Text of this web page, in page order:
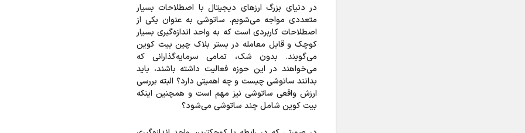
در دنیای بزرگ ارزهای دیجیتال با اصطلاحات بسیار
متعددی مواجه می‌شویم. ساتوشی به عنوان یکی از
اصطلاحات کاربردی است که به واحد اندازه‌گیری بسیار
کوچک و قابل معامله در بستر بلاک چین بیت کوین
می‌گویند. بدون شک، تمامی سرمایه‌گذارانی که
می‌خواهند در این حوزه فعالیت داشته باشند، باید
بدانند ساتوشی چیست و چه اهمیتی دارد؟ البته بررسی
ارزش واقعی ساتوشی نیز مهم است و همچنین اینکه
بیت کوین شامل چند ساتوشی می‌شود؟